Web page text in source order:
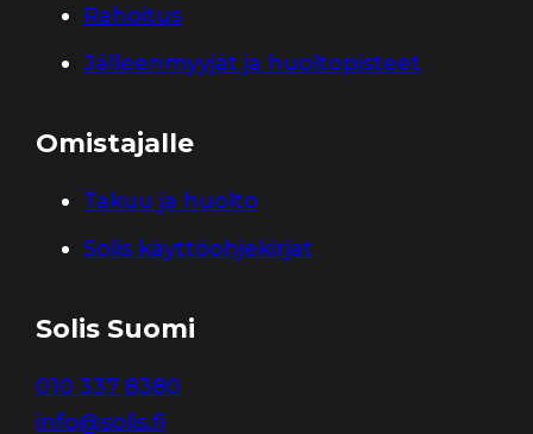
Rahoitus
Jälleenmyyjät ja huoltopisteet
Omistajalle
Takuu ja huolto
Solis käyttöohjekirjat
Solis Suomi
010 337 8380
info@solis.fi